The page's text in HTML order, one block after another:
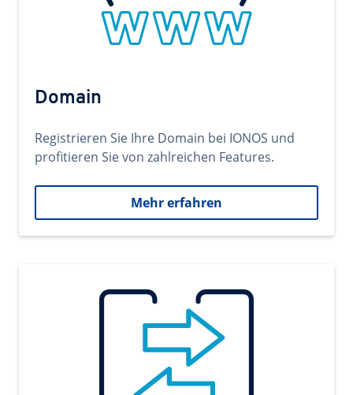
Domain
Registrieren Sie Ihre Domain bei IONOS und
profitieren Sie von zahlreichen Features.
Mehr erfahren